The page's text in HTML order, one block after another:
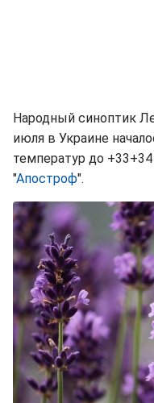
Народный синоптик
июля в Украине
температур до
"Апостроф".